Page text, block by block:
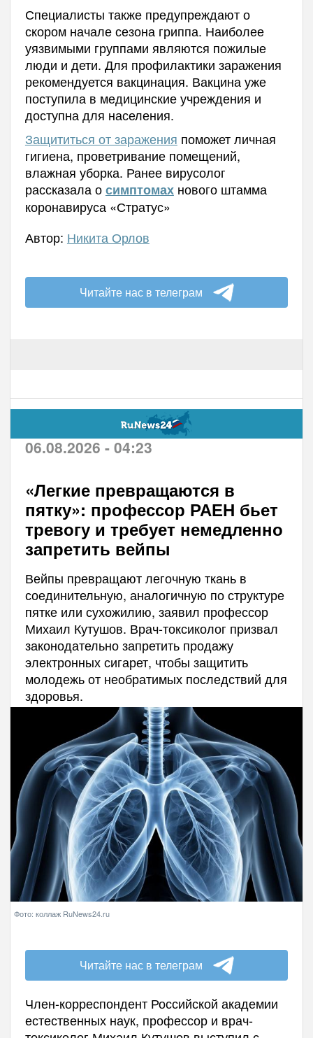
Специалисты также предупреждают о
скором начале сезона гриппа. Наиболее
уязвимыми группами являются пожилые
люди и дети. Для профилактики заражения
рекомендуется вакцинация. Вакцина уже
поступила в медицинские учреждения и
доступна для населения.
Защититься от заражения поможет личная
гигиена, проветривание помещений,
влажная уборка. Ранее вирусолог
рассказала осимптомахнового штамма
коронавируса «Стратус»
Автор: Никита Орлов
Читайте нас в телеграм
06.08.2026 - 04:23
«Легкие превращаются в
пятку»: профессор РАЕН бьет
тревогу и требует немедленно
запретить вейпы
Вейпы превращают легочную ткань в
соединительную, аналогичную по структуре
пятке или сухожилию, заявил профессор
Михаил Кутушов. Врач-токсиколог призвал
законодательно запретить продажу
электронных сигарет, чтобы защитить
молодежь от необратимых последствий для
здоровья.
Фото: коллаж RuNews24.ru
Читайте нас в телеграм
Член-корреспондент Российской академии
естественных наук, профессор и врач-